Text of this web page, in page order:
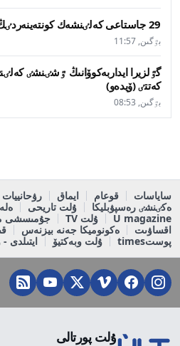
29 جاستاعى كەلٸنشەك كونتەينەردٸڭ ٸشٸندە كٶز جۇمدى
بٷگىن, 11:57
گٷلزيرا ايداربەكوۆانىڭ ٷشٸنشٸ
كەتتٸ (ۆيدەو)
بٷگىن, 08:53
ساياسات قوعام ايماق رۋحانييات
ەكٸنشٸ رەسپۋبليكا
ۇلت تاريحى
U magazine
ۇلت TV
جۇمىسشى
اقساۋىت
ەكونوميكا جەنە بيزنەس
پوستtimes
ۇلت وبەكتيۆ ايتىلدى
ۇلت پورتالى